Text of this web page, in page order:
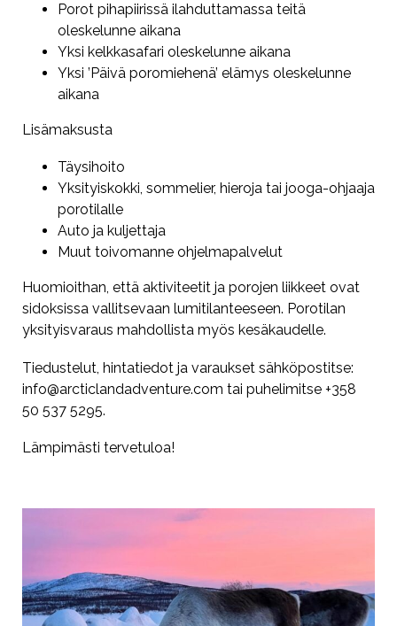
Porot pihapiirissä ilahduttamassa teitä
oleskelunne aikana
Yksi kelkkasafari oleskelunne aikana
Yksi ’Päivä poromiehenä’ elämys oleskelunne
aikana
Lisämaksusta
Täysihoito
Yksityiskokki, sommelier, hieroja tai jooga-ohjaaja
porotilalle
Auto ja kuljettaja
Muut toivomanne ohjelmapalvelut
Huomioithan, että aktiviteetit ja porojen liikkeet ovat
sidoksissa vallitsevaan lumitilanteeseen. Porotilan
yksityisvaraus mahdollista myös kesäkaudelle.
Tiedustelut, hintatiedot ja varaukset sähköpostitse:
info@arcticlandadventure.com tai puhelimitse +358
50 537 5295.
Lämpimästi tervetuloa!